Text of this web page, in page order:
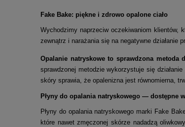
Fake Bake: piękne i zdrowo opalone ciało
Wychodzimy naprzeciw oczekiwaniom
zewnątrz i narażania się na negatywne działanie
Opalanie natryskowe to sprawdzona metoda
sprawdzonej metodzie wykorzystuje się
skóry sprawia, że opalenizna jest równomierna,
Płyny do opalania natryskowego — dostępne
Płyny do opalania natryskowego marki Fake
które nawet zmęczonej skórze nadadzą